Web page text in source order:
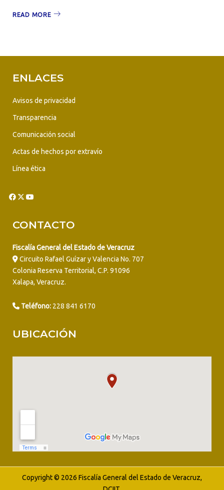
READ MORE
ENLACES
Avisos de privacidad
Transparencia
Comunicación social
Actas de hechos por extravío
Línea ética
CONTACTO
Fiscalía General del Estado de Veracruz
Circuito Rafael Guízar y Valencia No. 707
Colonia Reserva Territorial, C.P. 91096
Xalapa, Veracruz.
Teléfono: 228 841 6170
UBICACIÓN
Copyright © 2026 Fiscalía General del Estado de Veracruz,